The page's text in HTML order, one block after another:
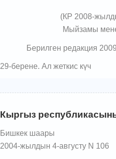
(КР 2008-
Мыйзамы
Берилген редакция
29-берене. Ал жеткис күч
Кыргыз
Бишкек шаары
2004-жылдын 4-августу N 106